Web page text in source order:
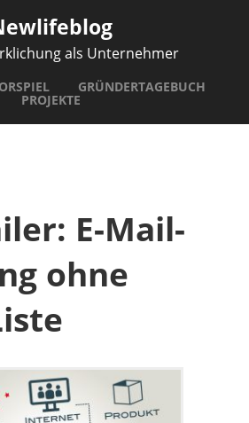
als Unternehmer
GRÜNDERTAGEBUCH
PROJEKTE
E-Mail-
ohne